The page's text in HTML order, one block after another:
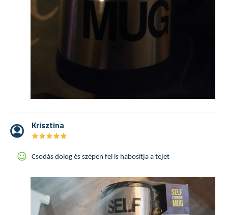
Krisztina
★★★★★
★★★★★
Csodás dolog és szépen fel is habosítja a tejet